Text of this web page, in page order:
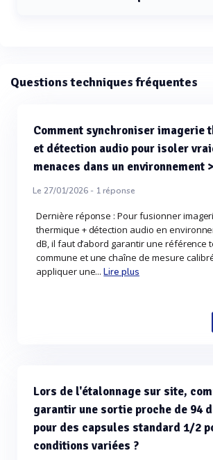
Questions techniques fréquentes
Comment synchroniser imagerie
et détection audio pour isoler
menaces dans un environnement
Le 27/01/2026 - 1réponse
Dernière réponse : Pour fusionner
thermique + détection audio en
dB, il faut d’abord garantir une référence
commune et une chaîne de mesure
appliquer une...Lire plus
Lors de l'étalonnage sur site,
garantir une sortie proche de 94
pour des capsules standard 1/2
conditions variées ?